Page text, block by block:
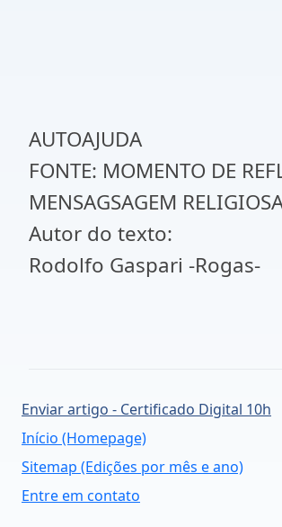
AUTOAJUDA
FONTE: MOMENTO DE
MENSAGSAGEM
Autor do texto:
Rodolfo Gaspari -Rogas-
Enviar artigo - Certificado Digital 10h
Início (Homepage)
Sitemap (Edições por mês e ano)
Entre em contato